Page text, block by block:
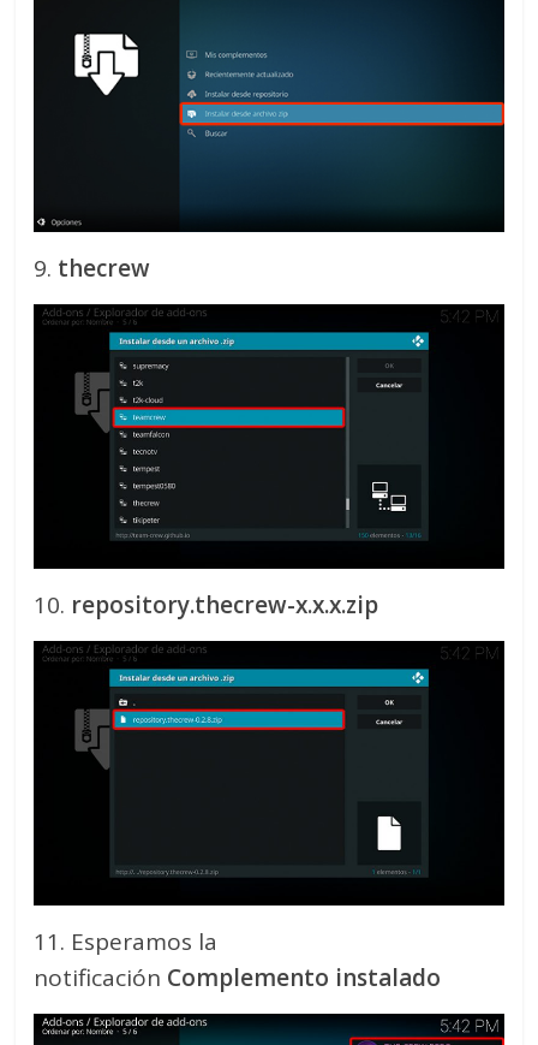
9. thecrew
10. repository.thecrew-x.x.x.zip
11. Esperamos la
notificación Complemento instalado